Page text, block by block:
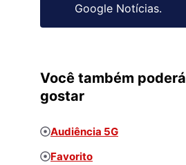
Google Notícias.
Você também poderá
gostar
Audiência 5G
Favorito